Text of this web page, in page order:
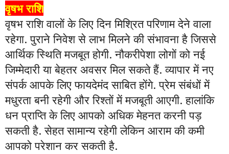
वृषभ राशि
वृषभ राशि वालों के लिए दिन मिश्रित परिणाम देने वाला
रहेगा. पुराने निवेश से लाभ मिलने की संभावना है जिससे
आर्थिक स्थिति मजबूत होगी. नौकरीपेशा लोगों को नई
जिम्मेदारी या बेहतर अवसर मिल सकते हैं. व्यापार में नए
संपर्क आपके लिए फायदेमंद साबित होंगे. प्रेम संबंधों में
मधुरता बनी रहेगी और रिश्तों में मजबूती आएगी. हालांकि
धन प्राप्ति के लिए आपको अधिक मेहनत करनी पड़
सकती है. सेहत सामान्य रहेगी लेकिन आराम की कमी
आपको परेशान कर सकती है.